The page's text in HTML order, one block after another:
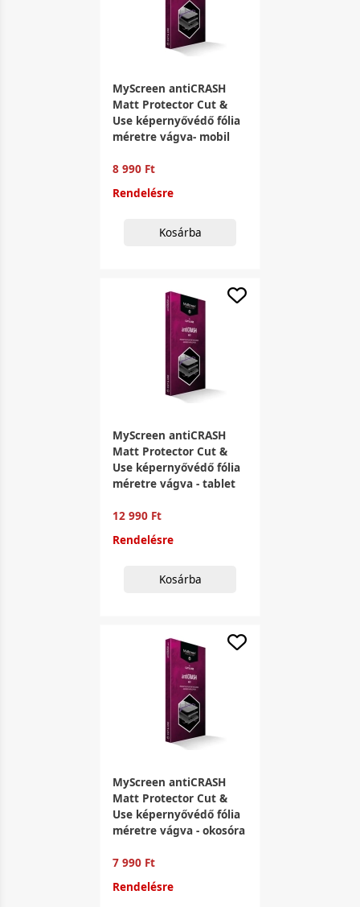
MyScreen antiCRASH
Matt Protector Cut &
Use képernyővédő fólia
méretre vágva- mobil
8 990 Ft
Rendelésre
Kosárba
MyScreen antiCRASH
Matt Protector Cut &
Use képernyővédő fólia
méretre vágva - tablet
12 990 Ft
Rendelésre
Kosárba
MyScreen antiCRASH
Matt Protector Cut &
Use képernyővédő fólia
méretre vágva - okosóra
7 990 Ft
Rendelésre